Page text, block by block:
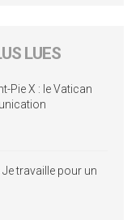
LUES
Pie X : le Vatican
travaille pour un